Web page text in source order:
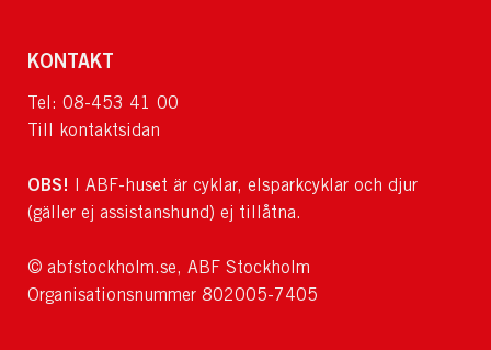
KONTAKT
Tel: 08-453 41 00
Till kontaktsidan
OBS!
I ABF-huset är cyklar, elsparkcyklar och djur
(gäller ej assistanshund) ej tillåtna.
© abfstockholm.se, ABF Stockholm
Organisationsnummer 802005-7405